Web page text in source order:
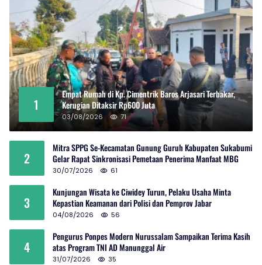
1
Empat Rumah di Kp. Cimentrik Baros Arjasari Terbakar,
Kerugian Ditaksir Rp600 Juta
03/08/2026 71
2
Mitra SPPG Se-Kecamatan Gunung Guruh Kabupaten Sukabumi
Gelar Rapat Sinkronisasi Pemetaan Penerima Manfaat MBG
30/07/2026 61
3
Kunjungan Wisata ke Ciwidey Turun, Pelaku Usaha Minta
Kepastian Keamanan dari Polisi dan Pemprov Jabar
04/08/2026 56
4
Pengurus Ponpes Modern Nurussalam Sampaikan Terima Kasih
atas Program TNI AD Manunggal Air
31/07/2026 35